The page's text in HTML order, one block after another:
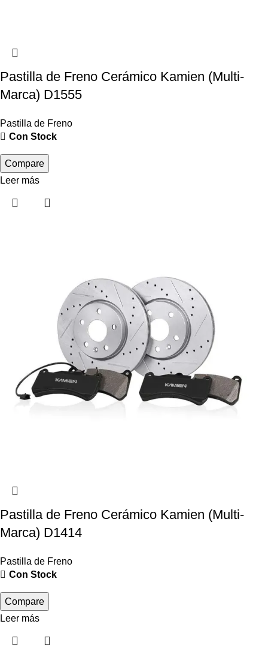
Pastilla de Freno Cerámico Kamien (Multi-
Marca) D1555
Pastilla de Freno
Con Stock
Compare
Leer más
Pastilla de Freno Cerámico Kamien (Multi-
Marca) D1414
Pastilla de Freno
Con Stock
Compare
Leer más